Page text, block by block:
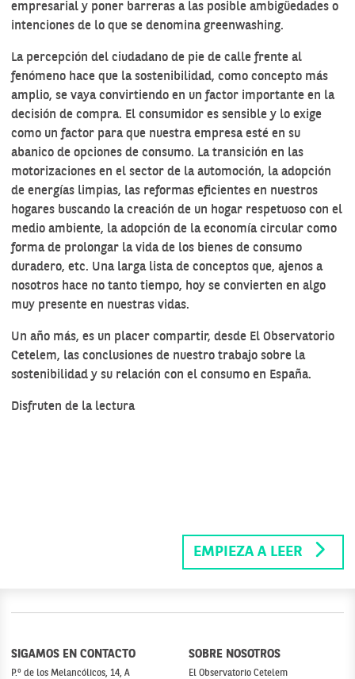
empresarial y poner barreras a las posible ambigüedades o
intenciones de lo que se denomina greenwashing.
La percepción del ciudadano de pie de calle frente al
fenómeno hace que la sostenibilidad, como concepto más
amplio, se vaya convirtiendo en un factor importante en la
decisión de compra. El consumidor es sensible y lo exige
como un factor para que nuestra empresa esté en su
abanico de opciones de consumo. La transición en las
motorizaciones en el sector de la automoción, la adopción
de energías limpias, las reformas eficientes en nuestros
hogares buscando la creación de un hogar respetuoso con el
medio ambiente, la adopción de la economía circular como
forma de prolongar la vida de los bienes de consumo
duradero, etc. Una larga lista de conceptos que, ajenos a
nosotros hace no tanto tiempo, hoy se convierten en algo
muy presente en nuestras vidas.
Un año más, es un placer compartir, desde El Observatorio
Cetelem, las conclusiones de nuestro trabajo sobre la
sostenibilidad y su relación con el consumo en España.
Disfruten de la lectura
EMPIEZA A LEER
SIGAMOS EN CONTACTO
P.º de los Melancólicos, 14, A
SOBRE NOSOTROS
El Observatorio Cetelem